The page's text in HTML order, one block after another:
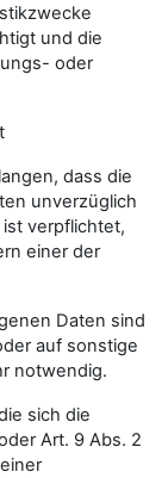
und die
oder
dass die
unverzüglich
verpflichtet,
einer der
Daten sind
auf sonstige
notwendig.
sich die
Art. 9 Abs. 2